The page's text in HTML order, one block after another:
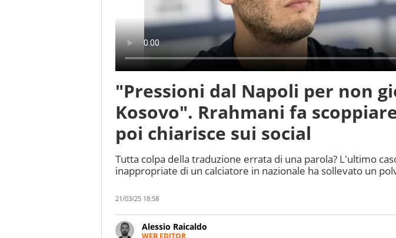
"Pressioni dal Napoli per non
Kosovo". Rrahmani fa
poi chiarisce sui social
Tutta colpa della traduzione errata di una parola? L'ultimo
inappropriate di un calciatore in nazionale ha sollevato un
21/03/25 18:58
Alessio Raicaldo